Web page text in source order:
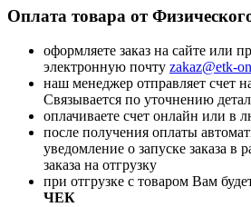
Оплата товара от
оформляете заказ на сайте или
электронную почту zakaz@etk-
наш менеджер отправляет счет
Связывается по уточнению
оплачиваете счет онлайн или в
после получения оплаты
уведомление о запуске заказа в
заказа на отгрузку
при отгрузке с товаром Вам
ЧЕК